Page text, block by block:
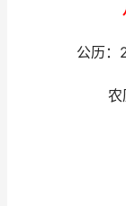
公历：
农